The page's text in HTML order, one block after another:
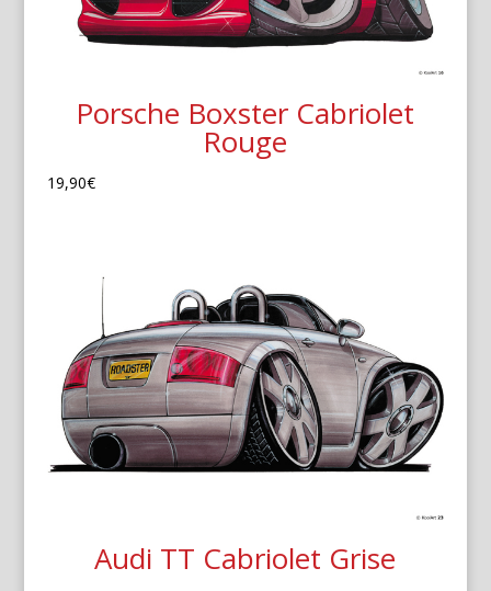
Porsche Boxster Cabriolet
Rouge
19,90€
Audi TT Cabriolet Grise